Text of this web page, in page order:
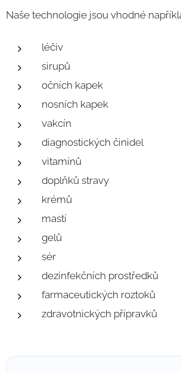
Naše technologie jsou vhodné
léčiv
sirupů
očních kapek
nosních kapek
vakcín
diagnostických činidel
vitamínů
doplňků stravy
krémů
mastí
gelů
sér
dezinfekčních prostředků
farmaceutických roztoků
zdravotnických přípravků